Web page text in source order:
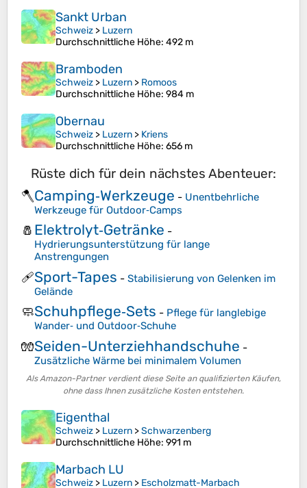
Sankt Urban
Schweiz > Luzern
Durchschnittliche Höhe: 492 m
Bramboden
Schweiz > Luzern > Romoos
Durchschnittliche Höhe: 984 m
Obernau
Schweiz > Luzern > Kriens
Durchschnittliche Höhe: 656 m
Rüste dich für dein nächstes Abenteuer:
🪓Camping‑Werkzeuge - Unentbehrliche
Werkzeuge für Outdoor‑Camps
🧂 Elektrolyt‑Getränke -
Hydrierungsunterstützung für lange
Anstrengungen
🩹Sport-Tapes - Stabilisierung von Gelenken im
Gelände
🧼Schuhpflege‑Sets - Pflege für langlebige
Wander‑ und Outdoor‑Schuhe
🧤Seiden-Unterziehhandschuhe -
Zusätzliche Wärme bei minimalem Volumen
Als Amazon-Partner verdient diese Seite an qualifizierten Käufen,
ohne dass Ihnen zusätzliche Kosten entstehen.
Eigenthal
Schweiz > Luzern >Schwarzenberg
Durchschnittliche Höhe: 991 m
Marbach LU
Schweiz > Luzern > Escholzmatt-Marbach